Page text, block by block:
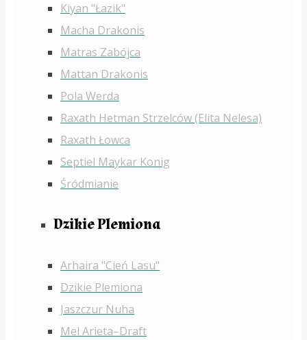
Kiyan "Łazik"
Macha Drakonis
Matras Zabójca
Mattan Drakonis
Pola Werda
Raxath Hetman Strzelców (Elita Nelesa)
Raxath Łowca
Septiel Maykar Konig
Śródmianie
Dzikie Plemiona
Arhaira "Cień Lasu"
Dzikie Plemiona
Jaszczur Nuha
Mel Arieta–Draft